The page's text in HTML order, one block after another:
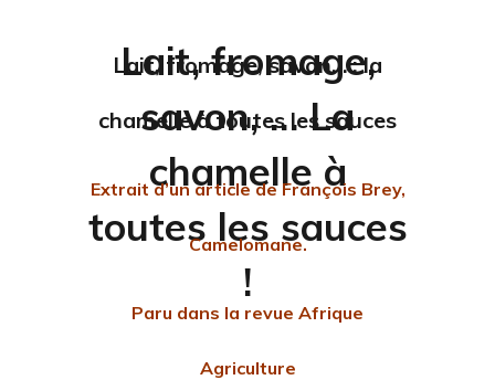
Lait, fromage,
savon, … La
chamelle à
toutes les sauces
!
Lait, fromage, savon… : la
chamelle à toutes les sauces
Extrait d’un article de François Brey,
Camelomane.
Paru dans la revue Afrique
Agriculture